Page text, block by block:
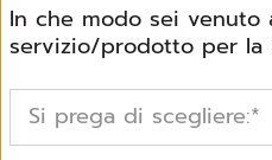
In che modo sei venuto
servizio/prodotto per la
Si prega di scegliere:*